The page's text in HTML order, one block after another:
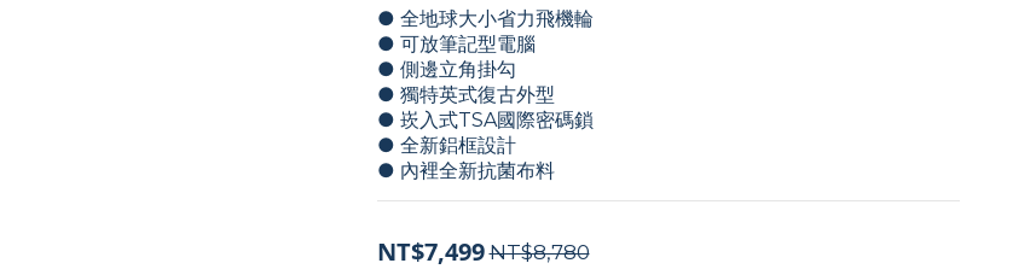
● 全地球大小省力飛機輪
● 可放筆記型電腦
● 側邊立角掛勾
● 獨特英式復古外型
● 崁入式TSA國際密碼鎖
● 全新鋁框設計
● 內裡全新抗菌布料
NT$7,499 NT$8,780